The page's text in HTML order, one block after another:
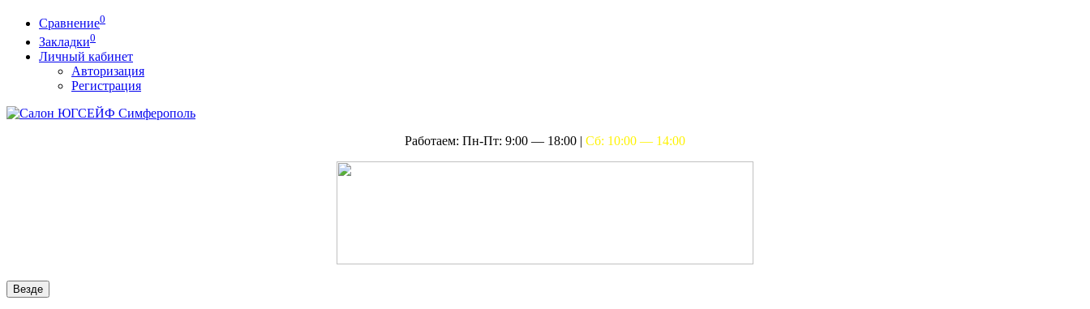
Сравнение0
Закладки0
Личный кабинет
Авторизация
Регистрация
Работаем: Пн-Пт: 9:00 — 18:00 | Сб: 10:00 — 14:00
Везде